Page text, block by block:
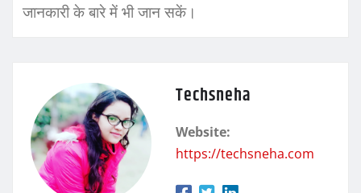
जानकारी के बारे में भी जान सकें।
Techsneha
Website:
https://techsneha.com